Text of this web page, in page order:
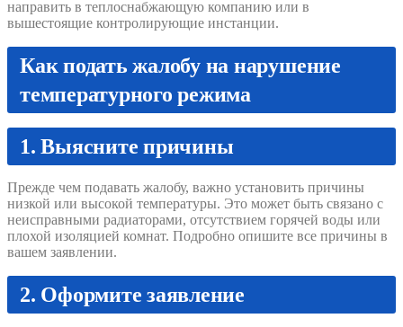
направить в теплоснабжающую компанию или в
вышестоящие контролирующие инстанции.
Как подать жалобу на нарушение
температурного режима
1. Выясните причины
Прежде чем подавать жалобу, важно установить причины
низкой или высокой температуры. Это может быть связано с
неисправными радиаторами, отсутствием горячей воды или
плохой изоляцией комнат. Подробно опишите все причины в
вашем заявлении.
2. Оформите заявление